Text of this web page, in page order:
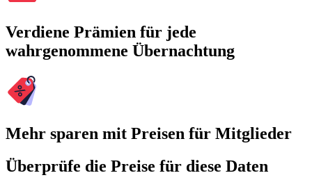
Verdiene Prämien für jede
wahrgenommene Übernachtung
Mehr sparen mit Preisen für Mitglieder
Überprüfe die Preise für diese Daten